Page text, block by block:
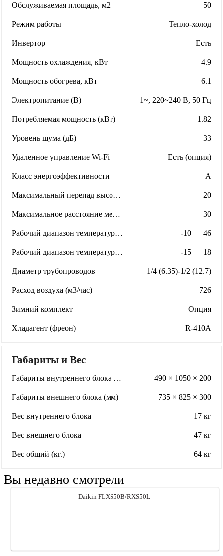
Обслуживаемая площадь, м2 50
Режим работы Тепло-холод
Инвертор Есть
Мощность охлаждения, кВт 4.9
Мощность обогрева, кВт 6.1
Электропитание (В) 1~, 220~240 В, 50 Гц
Потребляемая мощность (кВт) 1.82
Уровень шума (дБ) 33
Удаленное управление Wi-Fi Есть (опция)
Класс энергоэффективности A
Максимальный перепад высот (м) 20
Максимальное расстояние между блоками (м) 30
Рабочий диапазон температур (охлаждение) -10 — 46
Рабочий диапазон температур (обогрев) -15 — 18
Диаметр трубопроводов 1/4 (6.35)-1/2 (12.7)
Расход воздуха (м3/час) 726
Зимний комплект Опция
Хладагент (фреон) R-410A
Габариты и Вес
Габариты внутреннего блока (мм) 490 × 1050 × 200
Габариты внешнего блока (мм) 735 × 825 × 300
Вес внутреннего блока 17 кг
Вес внешнего блока 47 кг
Вес общий (кг.) 64 кг
Вы недавно смотрели
Daikin FLXS50B/RXS50L